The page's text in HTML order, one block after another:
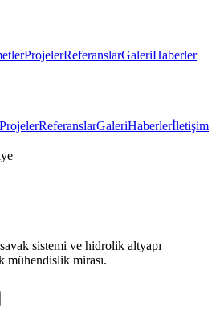
ProjelerReferanslarGaleriHaberler
ProjelerReferanslarGaleriHaberlerİletişim
sistemi ve hidrolik altyapı
mühendislik mirası.